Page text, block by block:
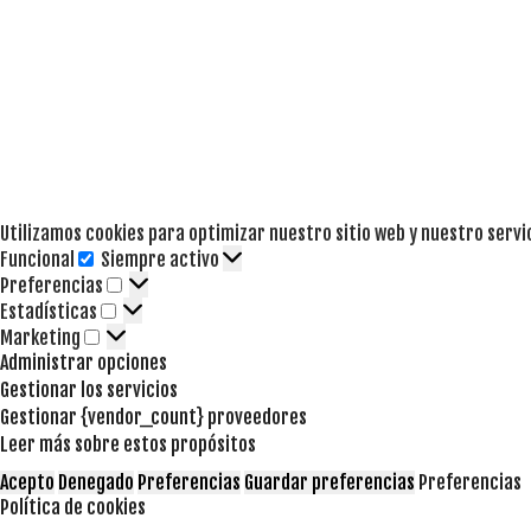
Utilizamos cookies para optimizar nuestro sitio web y nuestro
Funcional
Funcional
Siempre activo
Preferencias
Preferencias
Estadísticas Estadísticas
Marketing Marketing
Administrar opciones
Gestionar los servicios
Gestionar {vendor_count} proveedores
Leer más sobre estos propósitos
Acepto Denegado Preferencias Guardar preferencias Preferencias
Política de cookies